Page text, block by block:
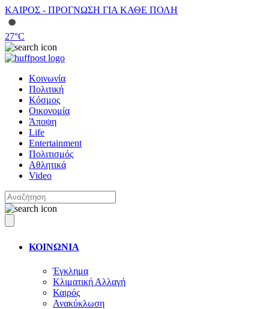
ΚΑΙΡΟΣ - ΠΡΟΓΝΩΣΗ ΓΙΑ ΚΑΘΕ ΠΟΛΗ
27°C
Κοινωνία
Πολιτική
Κόσμος
Οικονομία
Άποψη
Life
Entertainment
Πολιτισμός
Αθλητικά
Video
ΚΟΙΝΩΝΙΑ
Έγκλημα
Κλιματική Αλλαγή
Καιρός
Ανακύκλωση